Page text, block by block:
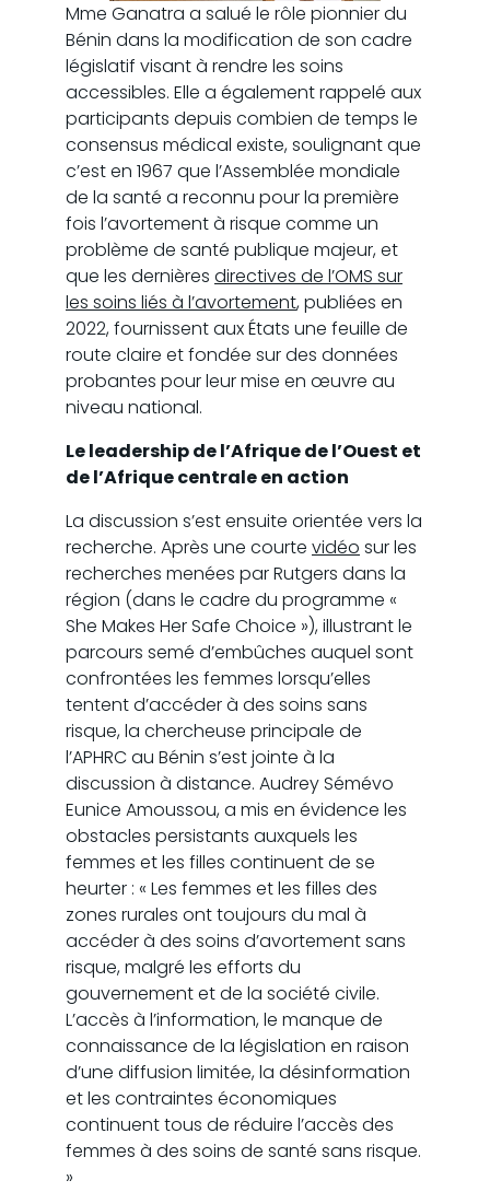
Mme Ganatra a salué le rôle pionnier du
Bénin dans la modification de son cadre
législatif visant à rendre les soins
accessibles. Elle a également rappelé aux
participants depuis combien de temps le
consensus médical existe, soulignant que
c’est en 1967 que l’Assemblée mondiale
de la santé a reconnu pour la première
fois l’avortement à risque comme un
problème de santé publique majeur, et
que les dernières directives de l’OMS sur
les soins liés à l’avortement, publiées en
2022, fournissent aux États une feuille de
route claire et fondée sur des données
probantes pour leur mise en œuvre au
niveau national.
Le leadership de l’Afrique de l’Ouest et
de l’Afrique centrale en action
La discussion s’est ensuite orientée vers la
recherche. Après une courte vidéo sur les
recherches menées par Rutgers dans la
région (dans le cadre du programme «
She Makes Her Safe Choice »), illustrant le
parcours semé d’embûches auquel sont
confrontées les femmes lorsqu’elles
tentent d’accéder à des soins sans
risque, la chercheuse principale de
l’APHRC au Bénin s’est jointe à la
discussion à distance. Audrey Sémévo
Eunice Amoussou, a mis en évidence les
obstacles persistants auxquels les
femmes et les filles continuent de se
heurter : « Les femmes et les filles des
zones rurales ont toujours du mal à
accéder à des soins d’avortement sans
risque, malgré les efforts du
gouvernement et de la société civile.
L’accès à l’information, le manque de
connaissance de la législation en raison
d’une diffusion limitée, la désinformation
et les contraintes économiques
continuent tous de réduire l’accès des
femmes à des soins de santé sans risque.
»